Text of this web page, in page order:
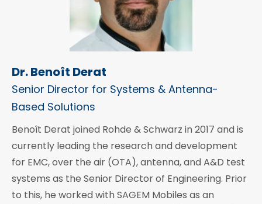
Dr. Benoît Derat
Senior Director for Systems & Antenna-
Based Solutions
Benoît Derat joined Rohde & Schwarz in 2017 and is
currently leading the research and development
for EMC, over the air (OTA), antenna, and A&D test
systems as the Senior Director of Engineering. Prior
to this, he worked with SAGEM Mobiles as an